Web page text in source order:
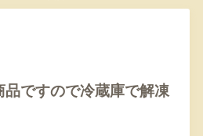
ですので冷蔵庫で解凍